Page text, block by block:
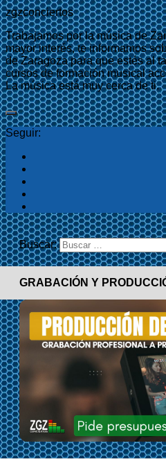
zgzconciertos
Trabajamos por la música de
mayor interés, te informamos
de Zaragoza para que estés al
cursos de formación musical
La música está muy cerca de ti.
Seguir:
Buscar:
GRABACIÓN Y